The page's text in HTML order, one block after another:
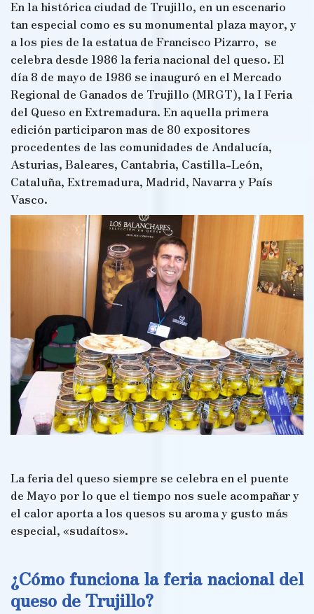
En la histórica ciudad de Trujillo, en un escenario
tan especial como es su monumental plaza mayor, y
a los pies de la estatua de Francisco Pizarro, se
celebra desde 1986 la feria nacional del queso. El
día 8 de mayo de 1986 se inauguró en el Mercado
Regional de Ganados de Trujillo (MRGT), la I Feria
del Queso en Extremadura. En aquella primera
edición participaron mas de 80 expositores
procedentes de las comunidades de Andalucía,
Asturias, Baleares, Cantabria, Castilla-León,
Cataluña, Extremadura, Madrid, Navarra y País
Vasco.
La feria del queso siempre se celebra en el puente
de Mayo por lo que el tiempo nos suele acompañar y
el calor aporta a los quesos su aroma y gusto más
especial, «sudaítos».
¿Cómo funciona la feria nacional del
queso de Trujillo?